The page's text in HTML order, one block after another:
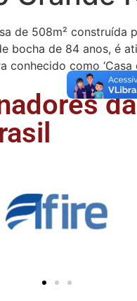
de 508m² construída
bocha de 84 anos, é
conhecido como
da